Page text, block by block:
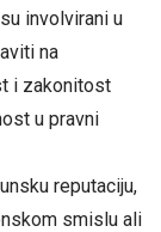
involvirani u
na
i zakonitost
u pravni
reputaciju,
smislu ali